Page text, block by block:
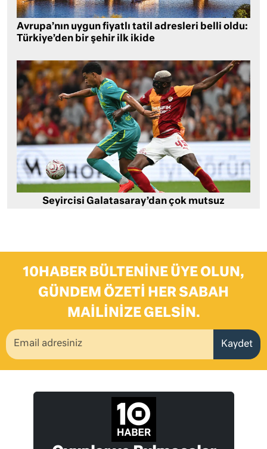
Avrupa’nın uygun fiyatlı tatil adresleri belli oldu:
Türkiye’den bir şehir ilk ikide
Seyircisi Galatasaray’dan çok mutsuz
10HABER BÜLTENINE ÜYE OLUN,
GÜNDEM ÖZETI HER SABAH
MAILINIZE GELSIN.
Kaydet